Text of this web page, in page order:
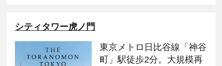
シティタワー虎ノ門
東京メトロ日比谷線「神谷
町」駅徒歩2分。大規模再